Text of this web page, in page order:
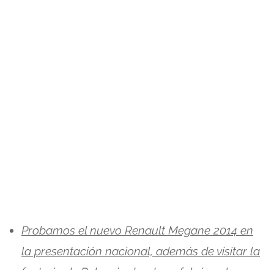
Probamos el nuevo Renault Megane 2014 en
la presentación nacional, además de visitar la